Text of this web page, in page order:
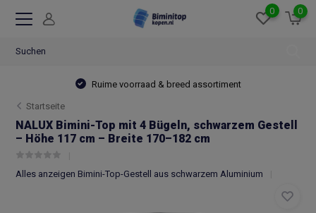
0 0
Ruime voorraad & breed assortiment
Startseite
NALUX Bimini-Top mit 4 Bügeln, schwarzem Gestell
– Höhe 117 cm – Breite 170–182 cm
Alles anzeigen Bimini-Top-Gestell aus schwarzem Aluminium